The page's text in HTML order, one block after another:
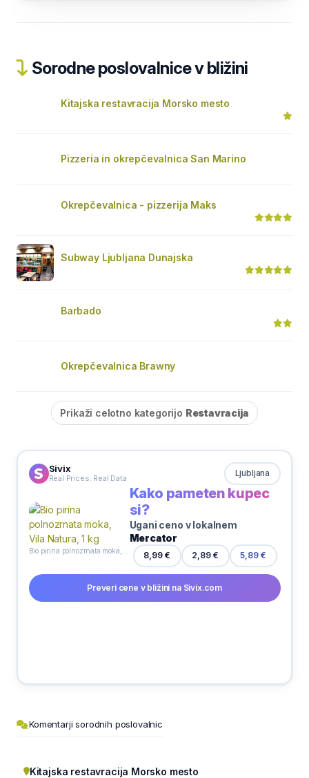
Sorodne poslovalnice v bližini
Kitajska restavracija Morsko mesto
Pizzeria in okrepčevalnica San Marino
Okrepčevalnica - pizzerija Maks
Subway Ljubljana Dunajska
Barbado
Okrepčevalnica Brawny
Prikaži celotno kategorijo Restavracija
Sivix
Real Prices. Real Data Ljubljana
Kako pameten kupec
si?
Ugani ceno v lokalnem
Mercator
8,99 € 2,89 € 5,89 €
Preveri cene v bližini na Sivix.com
Komentarji sorodnih poslovalnic
Kitajska restavracija Morsko mesto